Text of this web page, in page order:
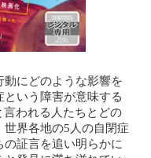
動にどのような影響を
いう障害が意味する
言われる人たちとどの
界各地の5人の自閉症
証言を追い明らかに